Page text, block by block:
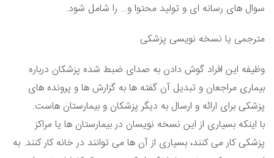
سوال های رسانه ای و تولید محتوا و… را شامل شود.
مترجمی یا نسخه نویسی پزشکی
وظیفه این افراد گوش دادن به صدای ضبط شده پزشکان درباره
بیماری مراجعان و تبدیل آن گفته ها به گزارش ها و پرونده های
پزشکی برای ارائه و ارسال به دیگر پزشکان و بیمارستان هاست.
با اینکه بسیاری از این نسخه نویسان در بیمارستان ها یا مراکز
پزشکی کار می کنند، بسیاری از آن ها می توانند در خانه کار کنند. به